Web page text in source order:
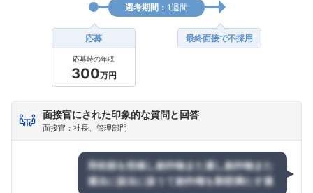
選考期間： 1週間
応募
応募時の年収
300万円
最終面接で不採用
面接官にされた印象的な質問と回答
面接官：社長、管理部門